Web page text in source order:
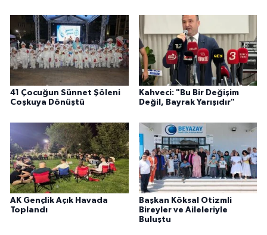
41 Çocuğun Sünnet Şöleni
Coşkuya Dönüştü
Kahveci: "Bu Bir Değişim
Değil, Bayrak Yarışıdır"
AK Gençlik Açık Havada
Toplandı
Başkan Köksal Otizmli
Bireyler ve Aileleriyle
Buluştu